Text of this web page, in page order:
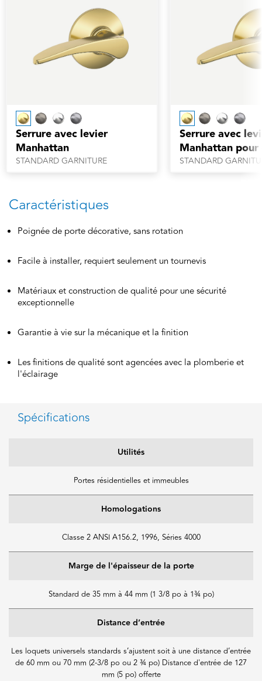
Serrure avec levier
Manhattan
STANDARD GARNITURE
Serrure avec
Manhattan pour
de bain et
STANDARD
Caractéristiques
Poignée de porte décorative, sans rotation
Facile à installer, requiert seulement un tournevis
Matériaux et construction de qualité pour une sécurité
exceptionnelle
Garantie à vie sur la mécanique et la finition
Les finitions de qualité sont agencées avec la plomberie et
l'éclairage
Spécifications
Utilités
Portes résidentielles et immeubles
Homologations
Classe 2 ANSI A156.2, 1996, Séries 4000
Marge de l'épaisseur de la porte
Standard de 35 mm à 44 mm (1 3/8 po à 1¾ po)
Distance d’entrée
Les loquets universels standards s’ajustent soit à une distance d’entrée
de 60 mm ou 70 mm (2-3/8 po ou 2 ¾ po) Distance d'entrée de 127
mm (5 po) offerte